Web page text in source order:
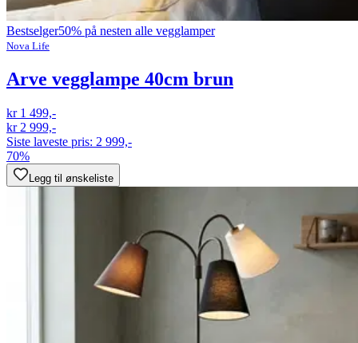
Bestselger50% på nesten alle vegglamper
Nova Life
Arve vegglampe 40cm brun
kr 1 499,-
kr 2 999,-
Siste laveste pris: 2 999,-
70%
Legg til ønskeliste